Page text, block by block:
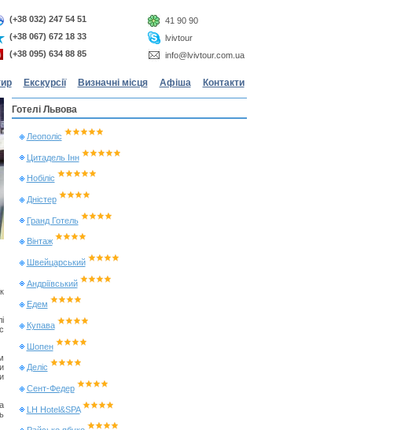
(+38 032) 247 54 51
(+38 067) 672 18 33
(+38 095) 634 88 85
41 90 90
lvivtour
info@lvivtour.com.ua
Екскурсії Визначні місця Афіша Контакти
Готелі Львова
Леополіс
Цитадель Інн
Нобіліс
Дністер
Гранд Готель
Вінтаж
Швейцарський
Андріївський
Едем
Купава
Шопен
Деліс
Сент-Федер
LH Hotel&SPA